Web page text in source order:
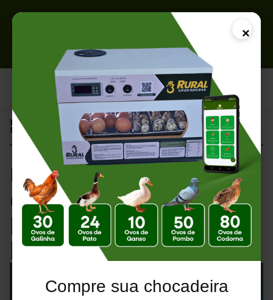
×
Compre sua chocadeira
Página Inicial |
Umidade para Chocadeira: Importância e Dicas Essenciais
Umidade para
Chocadeira:
Importância e Dicas
Essenciais